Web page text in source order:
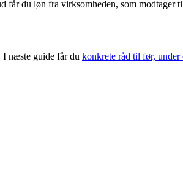
du løn fra virksomheden, som modtager
I næste guide får du konkrete råd til før,